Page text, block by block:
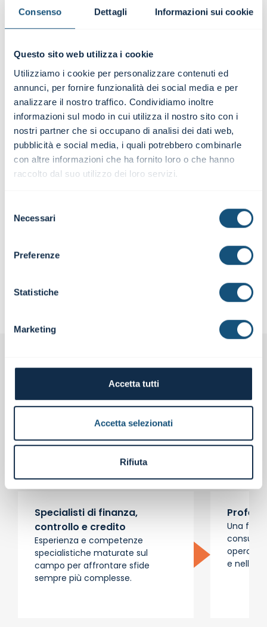
Consenso Dettagli Informazioni sui cookie
Questo sito web utilizza i cookie
Utilizziamo i cookie per personalizzare contenuti ed
annunci, per fornire funzionalità dei social media e per
analizzare il nostro traffico. Condividiamo inoltre
informazioni sul modo in cui utilizza il nostro sito con i
nostri partner che si occupano di analisi dei dati web,
pubblicità e social media, i quali potrebbero combinarle
con altre informazioni che ha fornito loro o che hanno
raccolto dal suo utilizzo dei loro servizi.
delNecessari
Preferenze
Statistiche
Marketing
Accetta tutti
Accetta selezionati
Rifiuta
Percorsi costruiti sulle esigenze aziendali, con
quotidiane.
SCOPRI LA FORMAZIONE
finanza e controllo: dalla pianificazione
finanziaria agli adeguati assetti, fino a M&A e crisi
Perché scegliere
inFinance
Competenze specialistiche, approccio
pragmatico e soluzioni concrete per affrontare
le sfide di finanza, controllo e credito.
Specialisti di finanza,
controllo e credito
Esperienza e competenze
specialistiche maturate sul
campo per affrontare sfide
sempre più complesse.
Una
e nelle